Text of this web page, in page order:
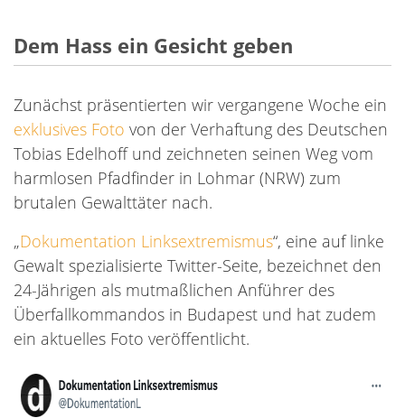
Dem Hass ein Gesicht geben
Zunächst präsentierten wir vergangene Woche ein
exklusives Foto von der Verhaftung des Deutschen
Tobias Edelhoff und zeichneten seinen Weg vom
harmlosen Pfadfinder in Lohmar (NRW) zum
brutalen Gewalttäter nach.
„Dokumentation Linksextremismus“, eine auf linke
Gewalt spezialisierte Twitter-Seite, bezeichnet den
24-Jährigen als mutmaßlichen Anführer des
Überfallkommandos in Budapest und hat zudem
ein aktuelles Foto veröffentlicht.